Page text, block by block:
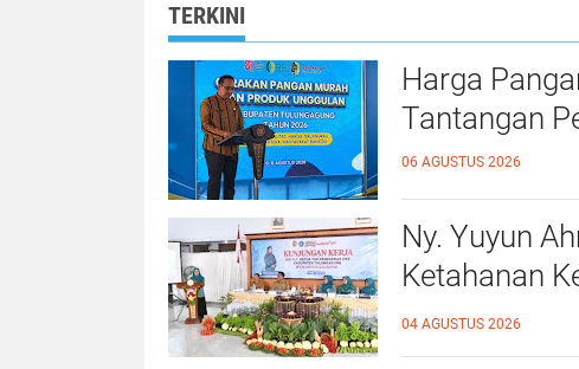
TERKINI
Harga
Tantangan
06 AGUSTUS 2026
Ny. Yuyun
Ketahanan
Kalidawir
04 AGUSTUS 2026